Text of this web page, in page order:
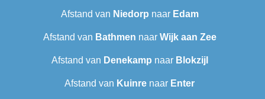
Afstand van Niedorp naar Edam
Afstand van Bathmen naar Wijk aan Zee
Afstand van Denekamp naar Blokzijl
Afstand van Kuinre naar Enter